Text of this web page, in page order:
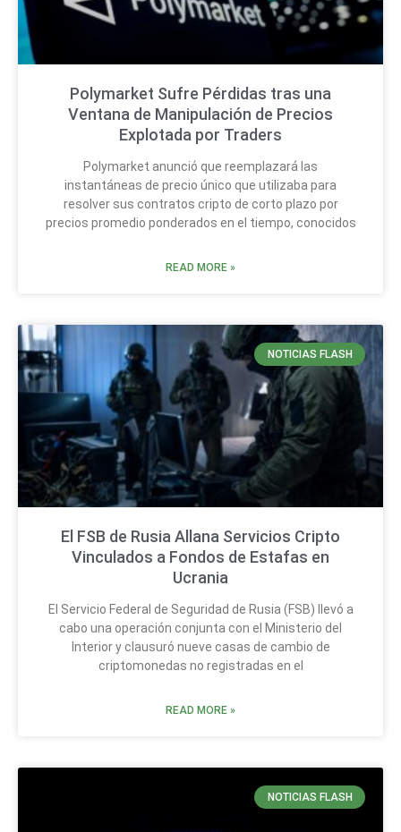
Polymarket Sufre Pérdidas tras una
Ventana de Manipulación de Precios
Explotada por Traders
Polymarket anunció que reemplazará las
instantáneas de precio único que utilizaba para
resolver sus contratos cripto de corto plazo por
precios promedio ponderados en el tiempo, conocidos
READ MORE »
NOTICIAS FLASH
El FSB de Rusia Allana Servicios Cripto
Vinculados a Fondos de Estafas en
Ucrania
El Servicio Federal de Seguridad de Rusia (FSB) llevó a
cabo una operación conjunta con el Ministerio del
Interior y clausuró nueve casas de cambio de
criptomonedas no registradas en el
READ MORE »
NOTICIAS FLASH